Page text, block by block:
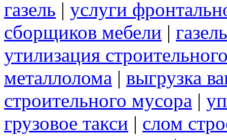
газель | услуги
сборщиков мебели |
утилизация
металлолома | выгрузка
строительного мусора |
грузовое такси | слом